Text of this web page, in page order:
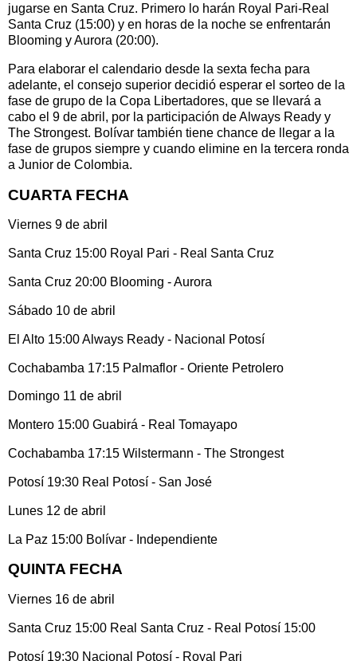
jugarse en Santa Cruz. Primero lo harán Royal Pari-Real
Santa Cruz (15:00) y en horas de la noche se enfrentarán
Blooming y Aurora (20:00).
Para elaborar el calendario desde la sexta fecha para
adelante, el consejo superior decidió esperar el sorteo de la
fase de grupo de la Copa Libertadores, que se llevará a
cabo el 9 de abril, por la participación de Always Ready y
The Strongest. Bolívar también tiene chance de llegar a la
fase de grupos siempre y cuando elimine en la tercera ronda
a Junior de Colombia.
CUARTA FECHA
Viernes 9 de abril
Santa Cruz 15:00 Royal Pari - Real Santa Cruz
Santa Cruz 20:00 Blooming - Aurora
Sábado 10 de abril
El Alto 15:00 Always Ready - Nacional Potosí
Cochabamba 17:15 Palmaflor - Oriente Petrolero
Domingo 11 de abril
Montero 15:00 Guabirá - Real Tomayapo
Cochabamba 17:15 Wilstermann - The Strongest
Potosí 19:30 Real Potosí - San José
Lunes 12 de abril
La Paz 15:00 Bolívar - Independiente
QUINTA FECHA
Viernes 16 de abril
Santa Cruz 15:00 Real Santa Cruz - Real Potosí 15:00
Potosí 19:30 Nacional Potosí - Royal Pari